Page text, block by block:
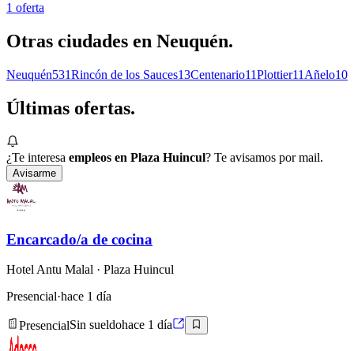
1 oferta
Otras ciudades en Neuquén.
Neuquén531Rincón de los Sauces13Centenario11Plottier11 Añelo10
Últimas ofertas.
¿Te interesa empleos en Plaza Huincul? Te avisamos por mail.
Avisarme
Encarcado/a de cocina
Hotel Antu Malal · Plaza Huincul
Presencial·hace 1 día
PresencialSin sueldohace 1 día